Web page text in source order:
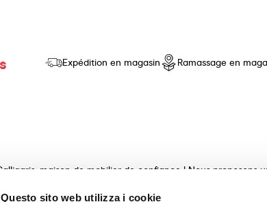
Questo sito web utilizza i cookie
Expédition en magasin Ramassage en
maison de mobilier de confiance ! Nous
la vente de produits de haute qualité, au design innovant